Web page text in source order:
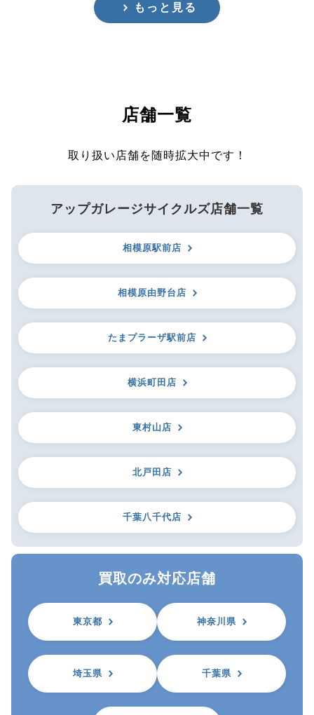
もっと見る
店舗一覧
取り扱い店舗を随時拡大中です！
アップガレージサイクルズ店舗一覧
相模原駅前店
相模原由野台店
たまプラーザ駅前店
横浜町田店
東村山店
北戸田店
千葉八千代店
買取のみ対応店舗
東京都 神奈川県
埼玉県 千葉県